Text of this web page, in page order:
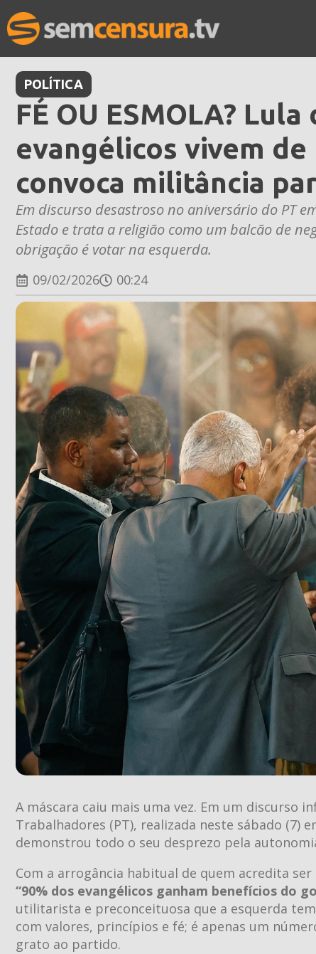
POLÍTICA
FÉ OU ESMOLA?
evangélicos vivem
convoca militância
Em discurso desastroso no aniversário do PT
Estado e trata a religião como um balcão de
obrigação é votar na esquerda.
09/02/2026 00:24
A máscara caiu mais uma vez. Em um discurso
Trabalhadores (PT), realizada neste sábado (7)
demonstrou todo o seu desprezo pela
Com a arrogância habitual de quem acredita
“90% dos evangélicos ganham benefícios do
utilitarista e preconceituosa que a esquerda
com valores, princípios e fé; é apenas um
grato ao partido.